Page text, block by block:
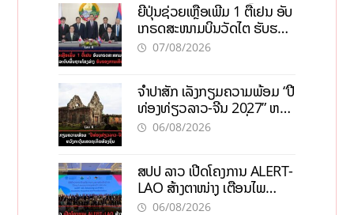
ຍີ່ປຸ່ນຊ່ວຍເຫຼືອເພີ່ມ 1 ຕື້ເຢນ ອັບ
ເກຣດສະໜາມບິນວັດໄຕ ຮັບຮອງ
ການເຕີບໂຕ
07/08/2026
ຈຳປາສັກ ເລັ່ງກຽມຄວາມພ້ອມ “ປີ
ທ່ອງທ່ຽວລາວ-ຈີນ 2027” ຫວັງ
ກະຕຸ້ນເສດຖະກິດທ້ອງຖິ່ນ
06/08/2026
ສປປ ລາວ ເປີດໂຄງການ ALERT-
LAO ສ້າງຕາໜ່າງ ເຕືອນໄພ
ພະຍາດລະບາດທົ່ວປະເທດ
06/08/2026